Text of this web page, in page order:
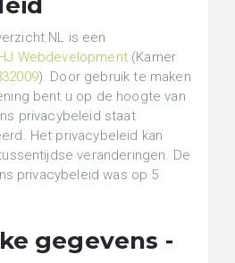
is een
Webdevelopment(Kamer
). Door gebruik te maken
bent u op de hoogte van
privacybeleid staat
Het privacybeleid kan
veranderingen. De
privacybeleid was op 5
gegevens -